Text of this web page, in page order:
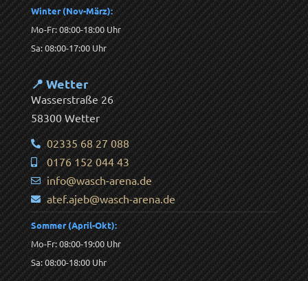
Winter (Nov-März):
Mo-Fr: 08:00-18:00 Uhr
Sa: 08:00-17:00 Uhr
📍 Wetter
Wasserstraße 26
58300 Wetter
02335 68 27 088
0176 152 044 43
info@wasch-arena.de
atef.ajeb@wasch-arena.de
Sommer (April-Okt):
Mo-Fr: 08:00-19:00 Uhr
Sa: 08:00-18:00 Uhr